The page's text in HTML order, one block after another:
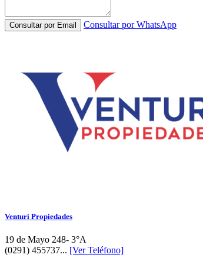
Consultar por Email Consultar por WhatsApp
Venturi Propiedades
19 de Mayo 248- 3°A
(0291) 455737... [Ver Teléfono]